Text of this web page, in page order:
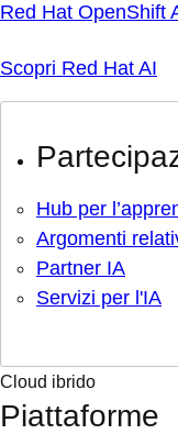
Red Hat OpenShift
Scopri Red Hat AI
Hub per
Argomenti
Partner IA
Servizi per l'IA
Cloud ibrido
Piattaforme